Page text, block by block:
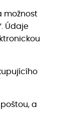
možnost
Údaje
a